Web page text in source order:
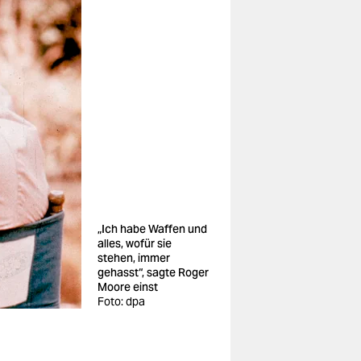
„Ich habe Waffen und
alles, wofür sie
stehen, immer
gehasst“, sagte Roger
Moore einst
Foto: dpa